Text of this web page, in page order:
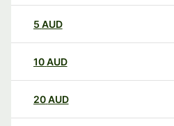
5 AUD
10AUD
20AUD